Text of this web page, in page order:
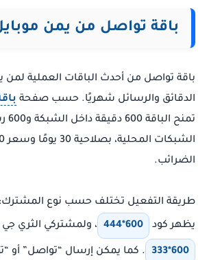
باقة تواصل من يمن
باقة تواصل من أحدث الباقات العملية لمن
الدقائق والرسائل شهريًا. حسب صفحة
الضرائب.
طريقة التفعيل تختلف حسب نوع المشترك:
يظهر كود 444*600 ، ولمشتركي الثري
333*600 . كما يمكن إرسال “تواصل” أو